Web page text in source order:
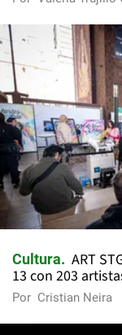
Cultura
ART
13 con 203
Por Cristian Neira